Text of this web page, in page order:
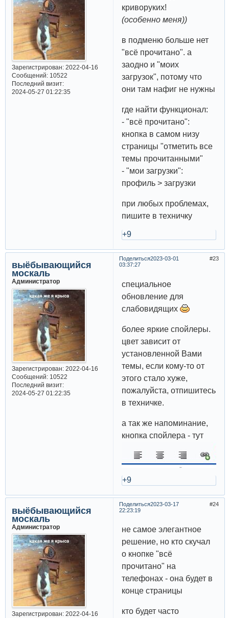
Зарегистрирован: 2022-04-16
Сообщений:10522
Последний визит:
2024-05-27 01:22:35
криворуких!
(особенно меня))
в подменю больше нет
"всё прочитано". а
заодно и "моих
загрузок", потому что
они там нафиг не нужны
где найти функционал:
- "всё прочитано":
кнопка в самом низу
страницы "отметить все
темы прочитанными"
- "мои загрузки":
профиль > загрузки
при любых проблемах,
пишите в техничку
+9
Поделиться 23
2023-03-01
03:37:27
выёбывающийся
москаль
Администратор
Зарегистрирован: 2022-04-16
Сообщений:10522
Последний визит:
2024-05-27 01:22:35
специальное
обновление для
слабовидящих
более яркие спойлеры.
цвет зависит от
установленной Вами
темы, если кому-то от
этого стало хуже,
пожалуйста, отпишитесь
в техничке.
а так же напоминание,
кнопка спойлера - тут
+9
Поделиться 24
2023-03-17
22:23:19
выёбывающийся
москаль
Администратор
Зарегистрирован: 2022-04-16
не самое элегантное
решение, но кто скучал
о кнопке "всё
прочитано" на
телефонах - она будет в
конце страницы
кто будет часто